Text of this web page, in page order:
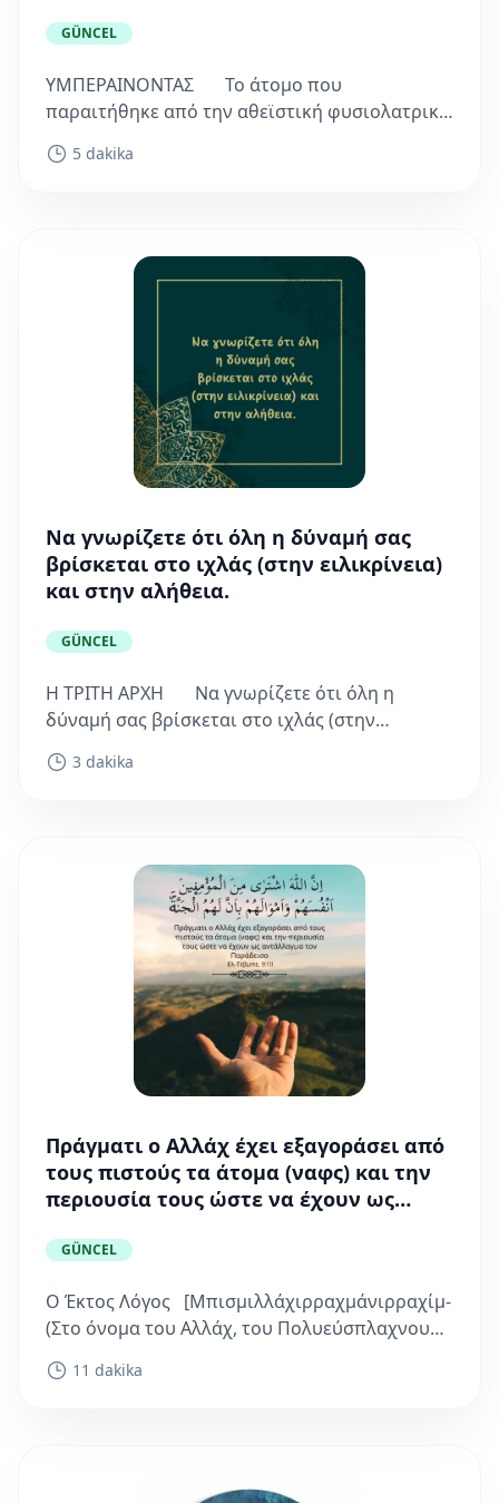
GÜNCEL
ΥΜΠΕΡΑΙΝΟΝΤΑΣ Το άτομο που
παραιτήθηκε από την αθεϊστική φυσιολατρική
εξής: Ελχάμντουλιλλάχ! [Δόξα τον...
5 dakika
Να γνωρίζετε ότι όλη η δύναμή σας
βρίσκεται στο ιχλάς (στην ειλικρίνεια)
και στην αλήθεια.
GÜNCEL
Η ΤΡΙΤΗ ΑΡΧΗ Να γνωρίζετε ότι όλη η
δύναμή σας βρίσκεται στο ιχλάς (στην
3 dakika
Πράγματι ο Αλλάχ έχει εξαγοράσει από
τους πιστούς τα άτομα (ναφς) και την
περιουσία τους ώστε να έχουν ως
GÜNCEL
Ο Έκτος Λόγος [Μπισμιλλάχιρραχμάνιρραχίμ-
(Στο όνομα του Αλλάχ, του Πολυεύσπλαχνου
مِنَ الْمُؤْمِنِينَ...11 dakika